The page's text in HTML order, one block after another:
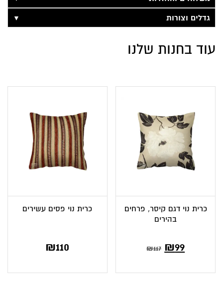
גדלים וצורות
▼
עוד בחנות שלנו
כרית נוי דגם קיסר, פרחים
בהירים
₪117 ₪99
כרית נוי פסים עשירים
₪110